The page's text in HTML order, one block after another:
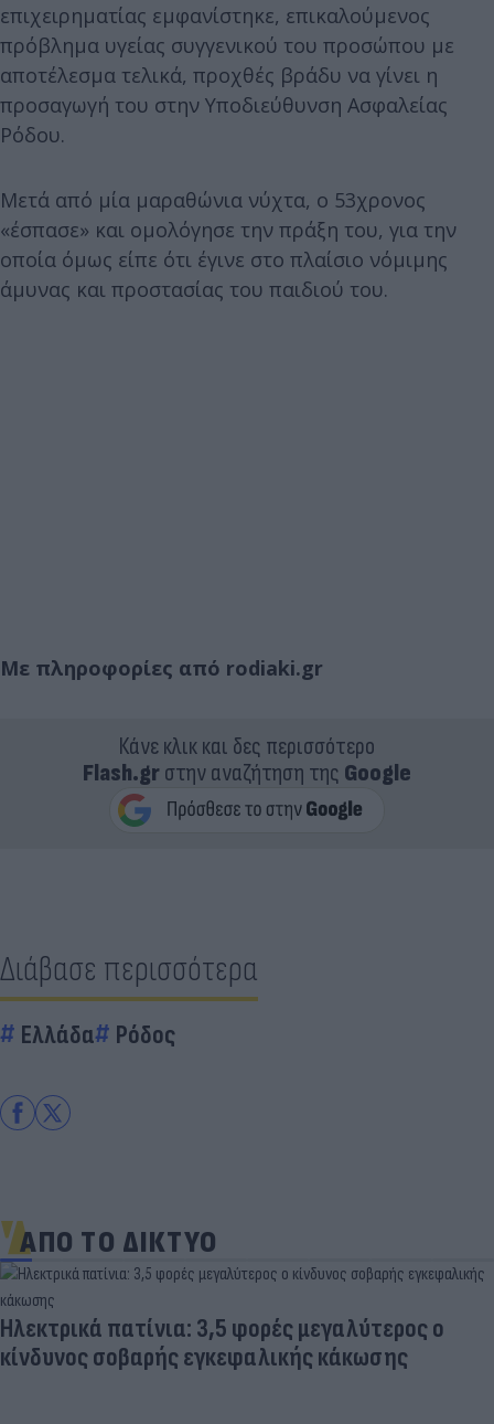
επιχειρηματίας εμφανίστηκε, επικαλούμενος
πρόβλημα υγείας συγγενικού του προσώπου με
αποτέλεσμα τελικά, προχθές βράδυ να γίνει η
προσαγωγή του στην Υποδιεύθυνση Ασφαλείας
Ρόδου.
Μετά από μία μαραθώνια νύχτα, ο 53χρονος
«έσπασε» και ομολόγησε την πράξη του, για την
οποία όμως είπε ότι έγινε στο πλαίσιο νόμιμης
άμυνας και προστασίας του παιδιού του.
Με πληροφορίες από rodiaki.gr
Κάνε κλικ και δες περισσότερο
Flash.grστην αναζήτηση της Google
Διάβασε περισσότερα
Ελλάδα Ρόδος
ΑΠΟ ΤΟ ΔΙΚΤΥΟ
Ηλεκτρικά πατίνια: 3,5 φορές μεγαλύτερος ο
κίνδυνος σοβαρής εγκεφαλικής κάκωσης